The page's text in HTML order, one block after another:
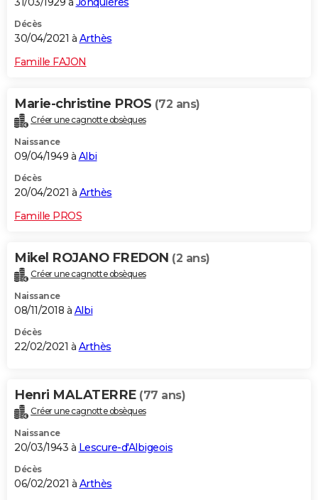
Décès
30/04/2021 à Arthès
Famille FAJON
Marie-christine PROS (72 ans)
Créer une cagnotte obsèques
Naissance
09/04/1949 à Albi
Décès
20/04/2021 à Arthès
Famille PROS
Mikel ROJANO FREDON (2 ans)
Créer une cagnotte obsèques
Naissance
08/11/2018 à Albi
Décès
22/02/2021 à Arthès
Henri MALATERRE (77 ans)
Créer une cagnotte obsèques
Naissance
20/03/1943 à Lescure-d'Albigeois
Décès
06/02/2021 à Arthès